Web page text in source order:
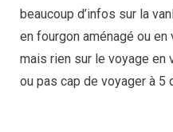
beaucoup d’infos sur la
en fourgon aménagé ou en
mais rien sur le voyage en
ou pas cap de voyager à 5